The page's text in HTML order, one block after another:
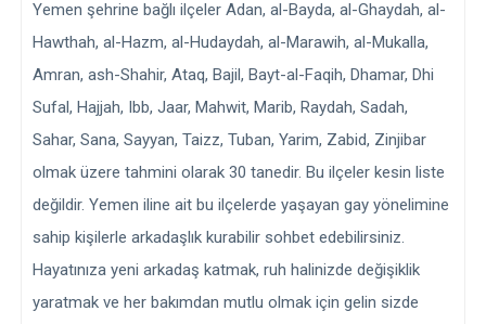
Yemen şehrine bağlı ilçeler Adan, al-Bayda, al-Ghaydah, al-
Hawthah, al-Hazm, al-Hudaydah, al-Marawih, al-Mukalla,
Amran, ash-Shahir, Ataq, Bajil, Bayt-al-Faqih, Dhamar, Dhi
Sufal, Hajjah, Ibb, Jaar, Mahwit, Marib, Raydah, Sadah,
Sahar, Sana, Sayyan, Taizz, Tuban, Yarim, Zabid, Zinjibar
olmak üzere tahmini olarak 30 tanedir. Bu ilçeler kesin liste
değildir. Yemen iline ait bu ilçelerde yaşayan gay yönelimine
sahip kişilerle arkadaşlık kurabilir sohbet edebilirsiniz.
Hayatınıza yeni arkadaş katmak, ruh halinizde değişiklik
yaratmak ve her bakımdan mutlu olmak için gelin sizde